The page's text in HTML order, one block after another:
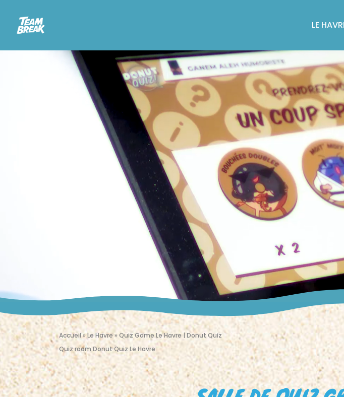
LE
Accueil»Le Havre»Quiz Game Le Havre | Donut Quiz
Quiz room Donut Quiz Le Havre